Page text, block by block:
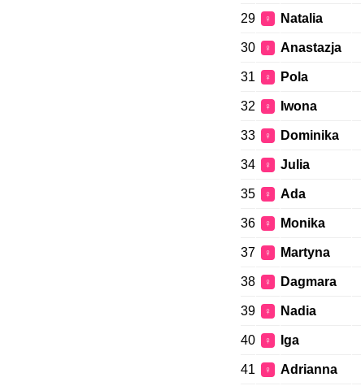
29 ♀ Natalia
30 ♀ Anastazja
31 ♀ Pola
32 ♀ Iwona
33 ♀ Dominika
34 ♀ Julia
35 ♀ Ada
36 ♀ Monika
37 ♀ Martyna
38 ♀ Dagmara
39 ♀ Nadia
40 ♀ Iga
41 ♀ Adrianna